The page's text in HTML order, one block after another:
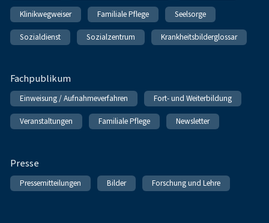
Klinikwegweiser Familiale Pflege Seelsorge
Sozialdienst Sozialzentrum Krankheitsbilderglossar
Fachpublikum
Einweisung / Aufnahmeverfahren Fort- und Weiterbildung
Veranstaltungen Familiale Pflege Newsletter
Presse
Pressemitteilungen Bilder Forschung und Lehre